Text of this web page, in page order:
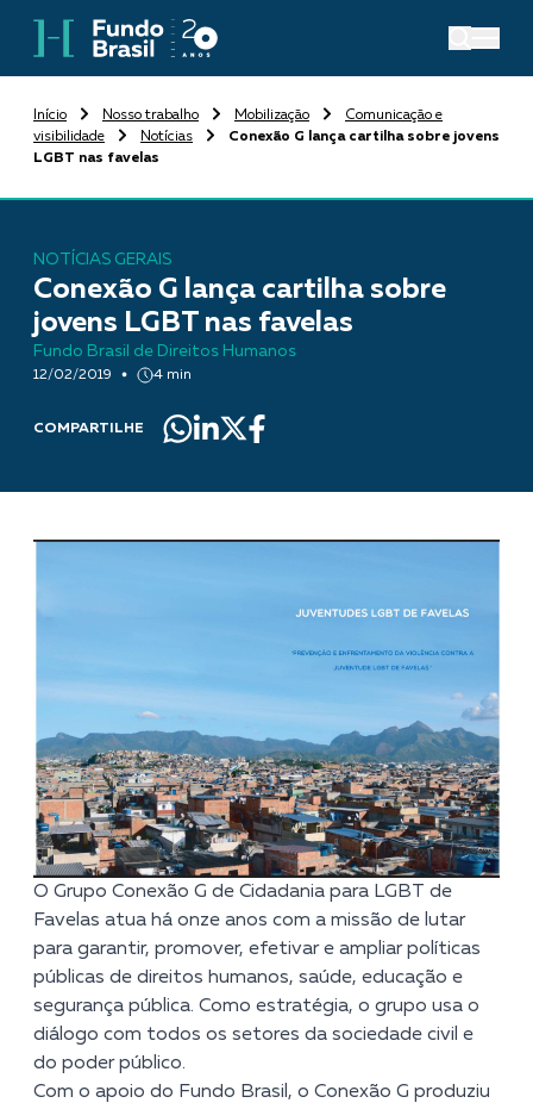
Início Nosso trabalho Mobilização
Comunicação e
visibilidade
Notícias
Conexão G lança cartilha sobre jovens
LGBT nas favelas
NOTÍCIAS GERAIS
Conexão G lança cartilha sobre
jovens LGBT nas favelas
Fundo Brasil de Direitos Humanos
12/02/2019 4 min
COMPARTILHE
O Grupo Conexão G de Cidadania para LGBT de
Favelas atua há onze anos com a missão de lutar
para garantir, promover, efetivar e ampliar políticas
públicas de direitos humanos, saúde, educação e
segurança pública. Como estratégia, o grupo usa o
diálogo com todos os setores da sociedade civil e
do poder público.
Com o apoio do Fundo Brasil, o Conexão G produziu